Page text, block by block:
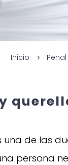
Inicio 5 Penal
una de las
persona